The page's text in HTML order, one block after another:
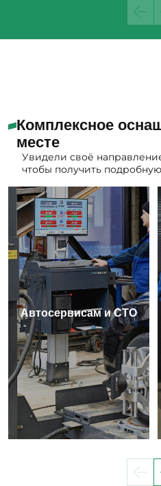
Комплексное
месте
Увидели своё
чтобы получить
Автосервисам и СТО